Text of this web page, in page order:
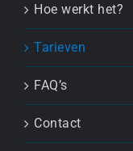
Hoe werkt het?
Tarieven
FAQ’s
Contact